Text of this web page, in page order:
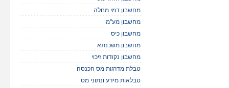
מחשבון דמי מחלה
מחשבון מע"מ
מחשבון כיס
מחשבון משכנתא
מחשבון נקודות זיכוי
טבלת מדרגות מס הכנסה
טבלאות מידע ונתוני מס